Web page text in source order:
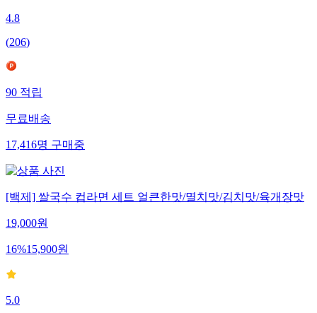
4.8
(206)
90적립
무료배송
17,416명구매중
[백제] 쌀국수 컵라면 세트 얼큰한맛/멸치맛/김치맛/육개장맛
19,000원
16%15,900원
5.0